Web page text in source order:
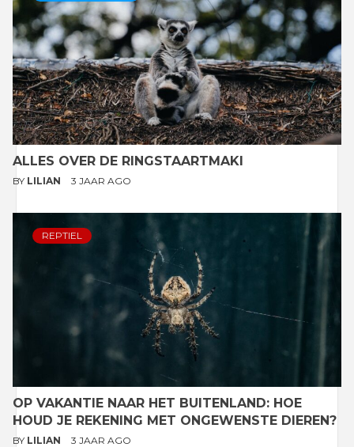
ALLES OVER DE RINGSTAARTMAKI
BY LILIAN 3 JAAR AGO
REPTIEL
OP VAKANTIE NAAR HET BUITENLAND: HOE
HOUD JE REKENING MET ONGEWENSTE DIEREN?
BY LILIAN 3 JAAR AGO